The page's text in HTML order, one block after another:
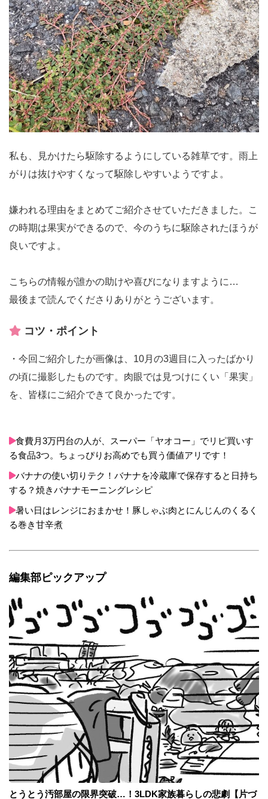
私も、見かけたら駆除するようにしている雑草です。雨上
がりは抜けやすくなって駆除しやすいようですよ。
嫌われる理由をまとめてご紹介させていただきました。こ
の時期は果実ができるので、今のうちに駆除されたほうが
良いですよ。
こちらの情報が誰かの助けや喜びになりますように…
最後まで読んでくださりありがとうございます。
コツ・ポイント
・今回ご紹介したが画像は、10月の3週目に入ったばかり
の頃に撮影したものです。肉眼では見つけにくい「果実」
を、皆様にご紹介できて良かったです。
食費月3万円台の人が、スーパー「ヤオコー」でリピ買いす
る食品3つ。ちょっぴりお高めでも買う価値アリです！
バナナの使い切りテク！バナナを冷蔵庫で保存すると日持ち
する？焼きバナナモーニングレシピ
暑い日はレンジにおまかせ！豚しゃぶ肉とにんじんのくるく
る巻き甘辛煮
編集部ピックアップ
とうとう汚部屋の限界突破…！3LDK家族暮らしの悲劇【片づ